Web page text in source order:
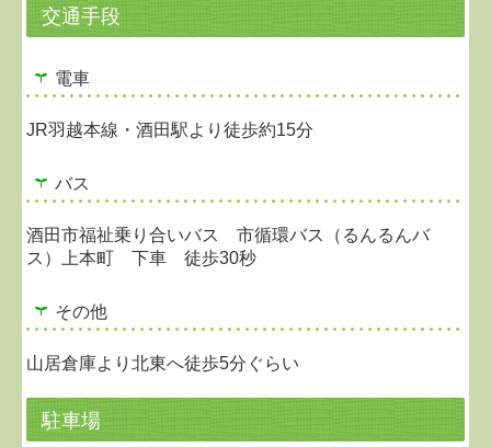
交通手段
電車
JR羽越本線・酒田駅より徒歩約15分
バス
酒田市福祉乗り合いバス 市循環バス（るんるんバ
ス）上本町 下車 徒歩30秒
その他
山居倉庫より北東へ徒歩5分ぐらい
駐車場